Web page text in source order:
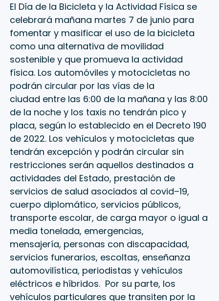
El Día de la Bicicleta y la Actividad Física se
celebrará mañana martes 7 de junio para
fomentar y masificar el uso de la bicicleta
como una alternativa de movilidad
sostenible y que promueva la actividad
física. Los automóviles y motocicletas no
podrán circular por las vías de la
ciudad entre las 6:00 de la mañana y las 8:00
de la noche y los taxis no tendrán pico y
placa, según lo establecido en el Decreto 190
de 2022. Los vehículos y motocicletas que
tendrán excepción y podrán circular sin
restricciones serán aquellos destinados a
actividades del Estado, prestación de
servicios de salud asociados al covid–19,
cuerpo diplomático, servicios públicos,
transporte escolar, de carga mayor o igual a
media tonelada, emergencias,
mensajería, personas con discapacidad,
servicios funerarios, escoltas, enseñanza
automovilística, periodistas y vehículos
eléctricos e híbridos. Por su parte, los
vehículos particulares que transiten por la